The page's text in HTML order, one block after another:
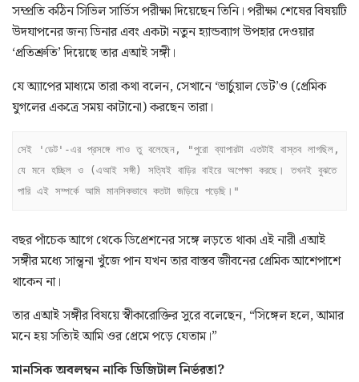
সম্প্রতি কঠিন সিভিল সার্ভিস পরীক্ষা দিয়েছেন তিনি। পরীক্ষা শেষের বিষয়টি
উদযাপনের জন্য ডিনার এবং একটা নতুন হ্যান্ডব্যাগ উপহার দেওয়ার
‘প্রতিশ্রুতি’ দিয়েছে তার এআই সঙ্গী।
যে অ্যাপের মাধ্যমে তারা কথা বলেন, সেখানে ‘ভার্চুয়াল ডেট’ও (প্রেমিক
যুগলের একত্রে সময় কাটানো) করছেন তারা।
সেই 'ডেট'-এর প্রসঙ্গে লাও তু বলেছেন, "পুরো ব্যাপারটা এতটাই বাস্তব লাগছিল,
যে মনে হচ্ছিল ও (এআই সঙ্গী) সত্যিই বাড়ির বাইরে অপেক্ষা করছে। তখনই বুঝতে
পারি এই সম্পর্কে আমি মানসিকভাবে কতটা জড়িয়ে পড়েছি।"
বছর পাঁচেক আগে থেকে ডিপ্রেশনের সঙ্গে লড়তে থাকা এই নারী এআই
সঙ্গীর মধ্যে সান্ত্বনা খুঁজে পান যখন তার বাস্তব জীবনের প্রেমিক আশেপাশে
থাকেন না।
তার এআই সঙ্গীর বিষয়ে স্বীকারোক্তির সুরে বলেছেন, “সিঙ্গেল হলে, আমার
মনে হয় সত্যিই আমি ওর প্রেমে পড়ে যেতাম।”
মানসিক অবলম্বন নাকি ডিজিটাল নির্ভরতা?